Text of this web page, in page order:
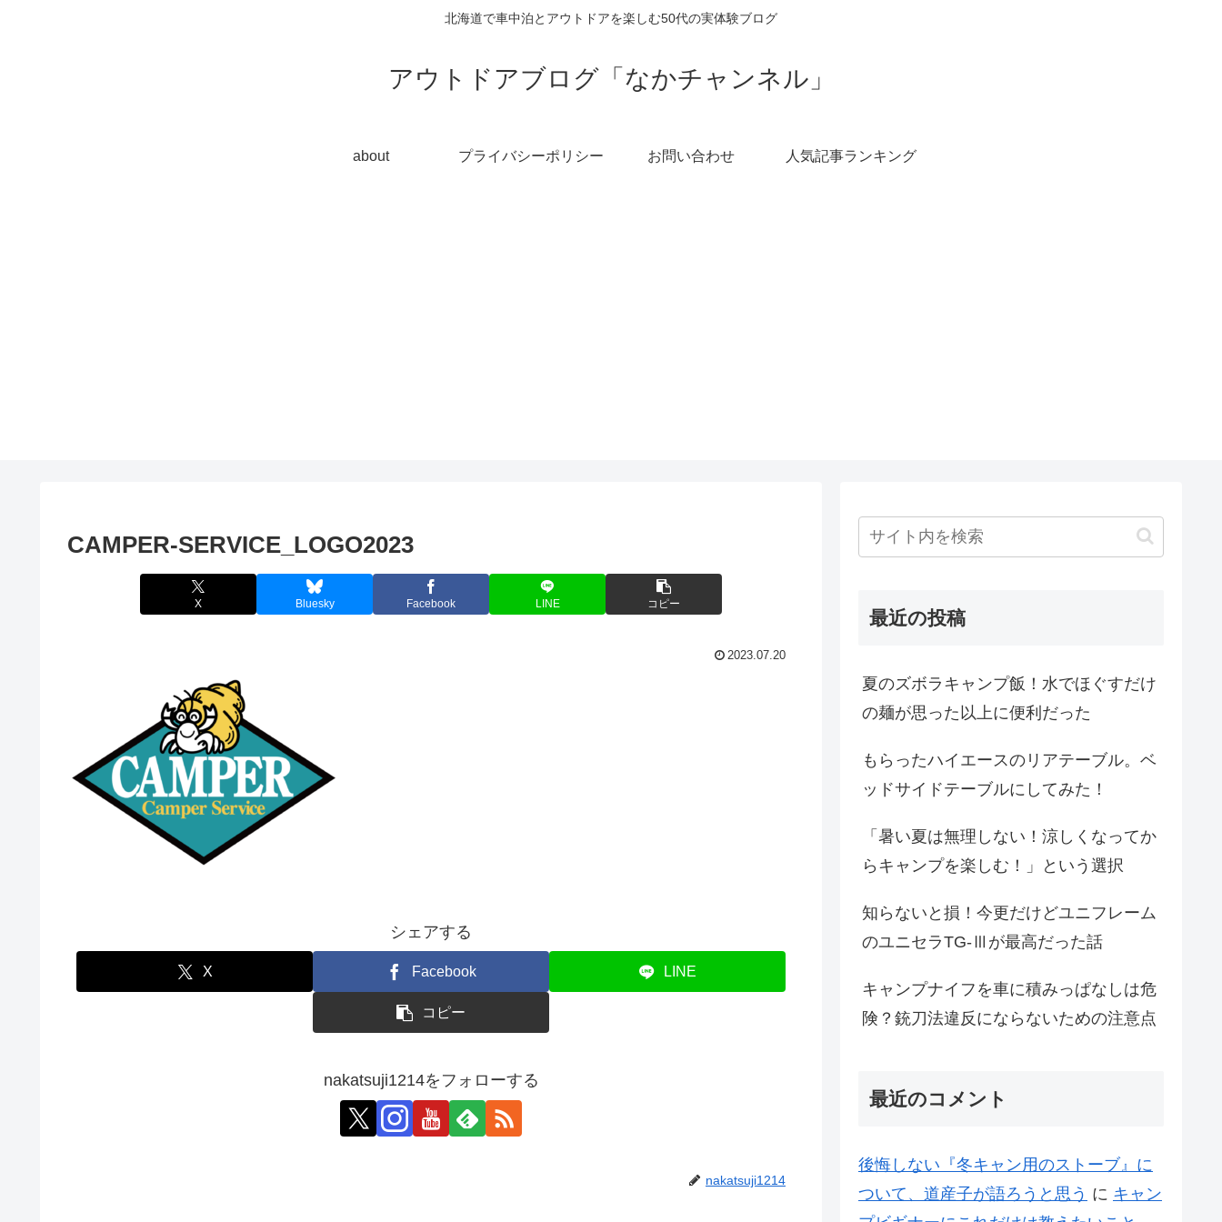
北海道で車中泊とアウトドアを楽しむ50代の実体験ブログ
アウトドアブログ「なかチャンネル」
about プライバシーポリシー お問い合わせ 人気記事ランキング
CAMPER-SERVICE_LOGO2023
X Bluesky Facebook LINE コピー
2023.07.20
シェアする
X Facebook LINE
コピー
nakatsuji1214をフォローする
nakatsuji1214
最近の投稿
夏のズボラキャンプ飯！水でほぐすだけ
の麺が思った以上に便利だった
もらったハイエースのリアテーブル。ベ
ッドサイドテーブルにしてみた！
「暑い夏は無理しない！涼しくなってか
らキャンプを楽しむ！」という選択
知らないと損！今更だけどユニフレーム
のユニセラTG-Ⅲが最高だった話
キャンプナイフを車に積みっぱなしは危
険？銃刀法違反にならないための注意点
最近のコメント
後悔しない『冬キャン用のストーブ』に
ついて、道産子が語ろうと思う に キャン